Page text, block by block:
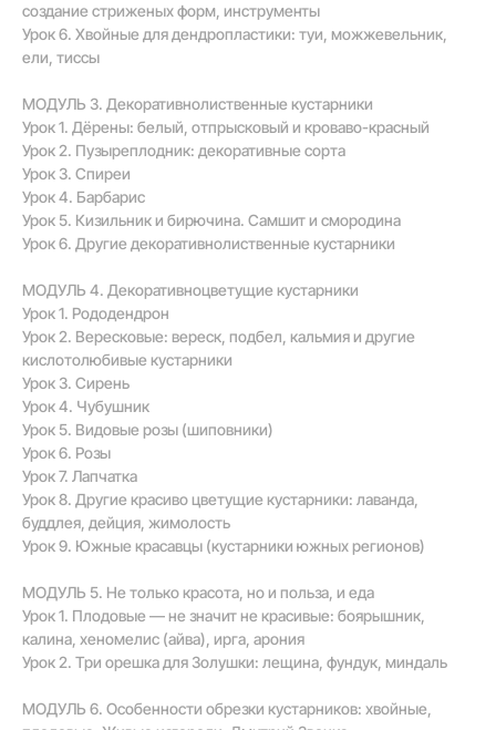
создание стриженых форм, инструменты
Урок 6. Хвойные для дендропластики: туи, можжевельник,
ели, тиссы
МОДУЛЬ 3. Декоративнолиственные кустарники
Урок 1. Дёрены: белый, отпрысковый и кроваво-красный
Урок 2. Пузыреплодник: декоративные сорта
Урок 3. Спиреи
Урок 4. Барбарис
Урок 5. Кизильник и бирючина. Самшит и смородина
Урок 6. Другие декоративнолиственные кустарники
МОДУЛЬ 4. Декоративноцветущие кустарники
Урок 1. Рододендрон
Урок 2. Вересковые: вереск, подбел, кальмия и другие
кислотолюбивые кустарники
Урок 3. Сирень
Урок 4. Чубушник
Урок 5. Видовые розы (шиповники)
Урок 6. Розы
Урок 7. Лапчатка
Урок 8. Другие красиво цветущие кустарники: лаванда,
буддлея, дейция, жимолость
Урок 9. Южные красавцы (кустарники южных регионов)
МОДУЛЬ 5. Не только красота, но и польза, и еда
Урок 1. Плодовые — не значит не красивые: боярышник,
калина, хеномелис (айва), ирга, арония
Урок 2. Три орешка для Золушки: лещина, фундук, миндаль
МОДУЛЬ 6. Особенности обрезки кустарников: хвойные,